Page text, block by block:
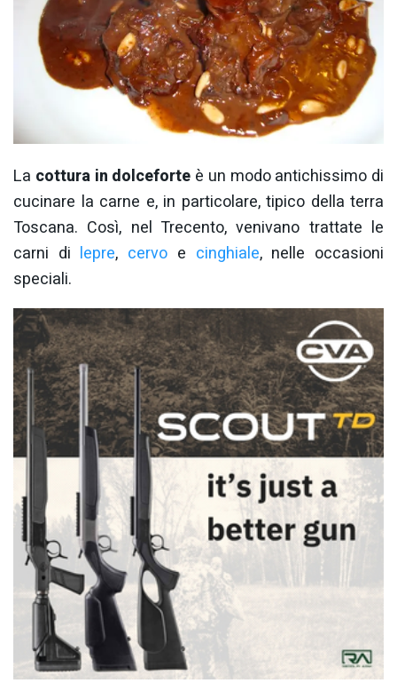
La cottura in dolceforte è un modo antichissimo di
cucinare la carne e, in particolare, tipico della terra
Toscana. Così, nel Trecento, venivano trattate le
carni di lepre, cervo e cinghiale, nelle occasioni
speciali.